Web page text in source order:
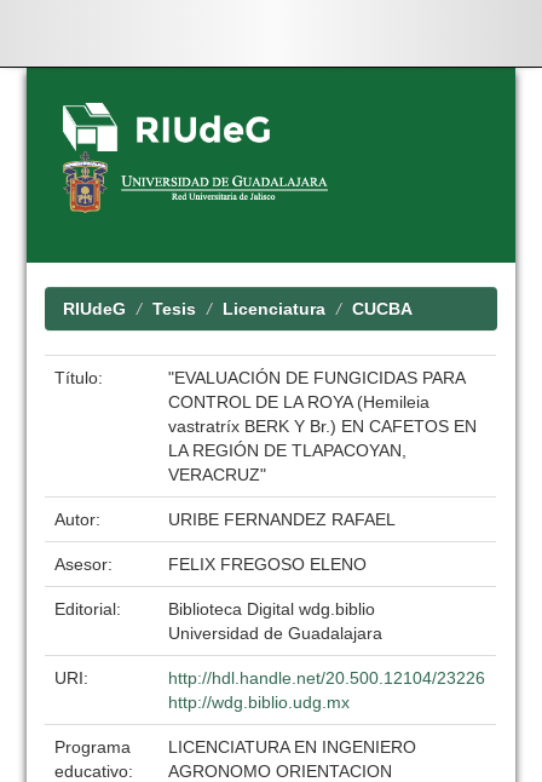
Skip
navigation
RIUdeG Tesis Licenciatura CUCBA
Título:
"EVALUACIÓN DE FUNGICIDAS PARA
CONTROL DE LA ROYA (Hemileia
vastratríx BERK Y Br.) EN CAFETOS EN
LA REGIÓN DE TLAPACOYAN,
VERACRUZ"
Autor: URIBE FERNANDEZ RAFAEL
Asesor: FELIX FREGOSO ELENO
Editorial:
Biblioteca Digital wdg.biblio
Universidad de Guadalajara
URI:
http://hdl.handle.net/20.500.12104/23226
http://wdg.biblio.udg.mx
Programa
educativo:
LICENCIATURA EN INGENIERO
AGRONOMO ORIENTACION